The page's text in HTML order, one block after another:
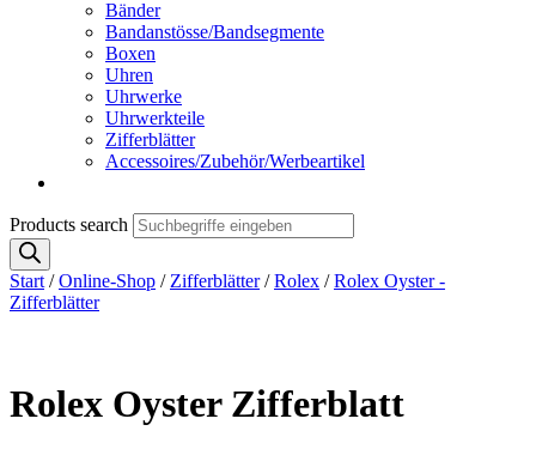
Bänder
Bandanstösse/Bandsegmente
Boxen
Uhren
Uhrwerke
Uhrwerkteile
Zifferblätter
Accessoires/Zubehör/Werbeartikel
Products search
Start /Online-Shop / Zifferblätter/Rolex /Rolex Oyster -
Zifferblätter
Rolex Oyster Zifferblatt